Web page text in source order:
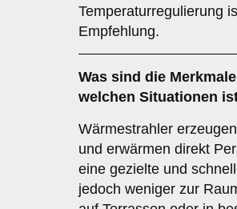
Temperaturregulierung
Empfehlung.
Was sind die
welchen Situationen
Wärmestrahler
und erwärmen direkt
eine gezielte und
jedoch weniger zur